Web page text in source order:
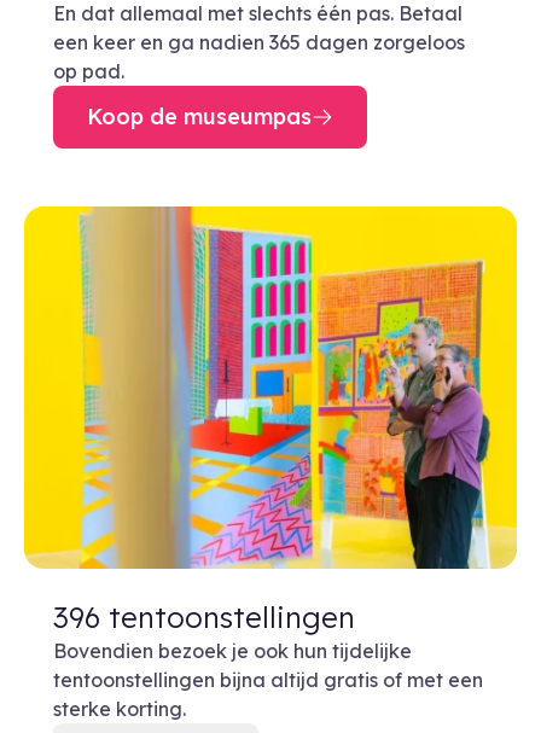
En dat allemaal met slechts één pas. Betaal
een keer en ga nadien 365 dagen zorgeloos
op pad.
Koop de museumpas
396 tentoonstellingen
Bovendien bezoek je ook hun tijdelijke
tentoonstellingen bijna altijd gratis of met een
sterke korting.